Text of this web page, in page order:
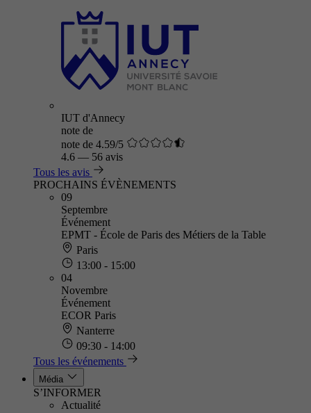
IUT d'Annecy
note de
note de 4.59/5
4.6 — 56 avis
Tous les avis
PROCHAINS ÉVÈNEMENTS
09
Septembre
Événement
EPMT - École de Paris des Métiers de la Table
Paris
13:00 - 15:00
04
Novembre
Événement
ECOR Paris
Nanterre
09:30 - 14:00
Tous les événements
Média
S’INFORMER
Actualité